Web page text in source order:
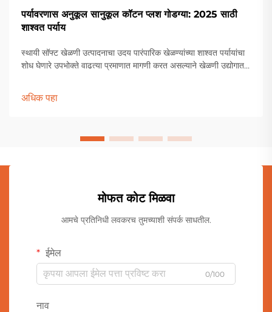
पर्यावरणास अनुकूल सानुकूल कॉटन प्लश गोडग्या: 2025 साठी
शाश्वत पर्याय
स्थायी सॉफ्ट खेळणी उत्पादनाचा उदय पारंपारिक खेळण्यांच्या शाश्वत पर्यायांचा
शोध घेणारे उपभोक्ते वाढत्या प्रमाणात मागणी करत असल्याने खेळणी उद्योगात
क...
अधिक पहा
मोफत कोट मिळवा
आमचे प्रतिनिधी लवकरच तुमच्याशी संपर्क साधतील.
ईमेल
0/100
नाव